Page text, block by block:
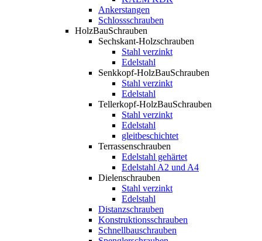
Ankerstangen
Schlossschrauben
HolzBauSchrauben
Sechskant-Holzschrauben
Stahl verzinkt
Edelstahl
Senkkopf-HolzBauSchrauben
Stahl verzinkt
Edelstahl
Tellerkopf-HolzBauSchrauben
Stahl verzinkt
Edelstahl
gleitbeschichtet
Terrassenschrauben
Edelstahl gehärtet
Edelstahl A2 und A4
Dielenschrauben
Stahl verzinkt
Edelstahl
Distanzschrauben
Konstruktionsschrauben
Schnellbauschrauben